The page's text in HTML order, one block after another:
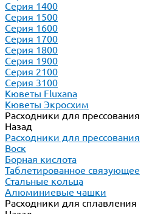
Серия 1400
Серия 1500
Серия 1600
Серия 1700
Серия 1800
Серия 1900
Серия 2100
Серия 3100
Кюветы Fluxana
Кюветы Экросхим
Расходники для прессования
Назад
Расходники для прессования
Воск
Борная кислота
Таблетированное связующее
Стальные кольца
Алюминиевые чашки
Расходники для сплавления